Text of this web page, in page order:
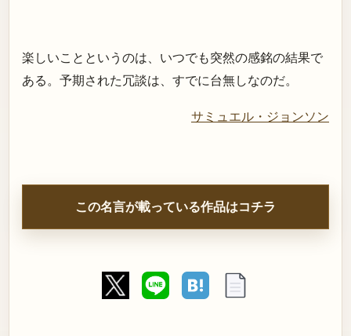
楽しいことというのは、いつでも突然の感銘の結果で
ある。予期された冗談は、すでに台無しなのだ。
サミュエル・ジョンソン
この名言が載っている作品はコチラ